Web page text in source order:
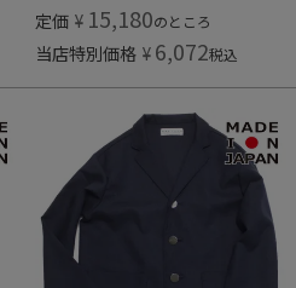
定価 ¥ 15,180のところ
当店特別価格 ¥ 6,072税込